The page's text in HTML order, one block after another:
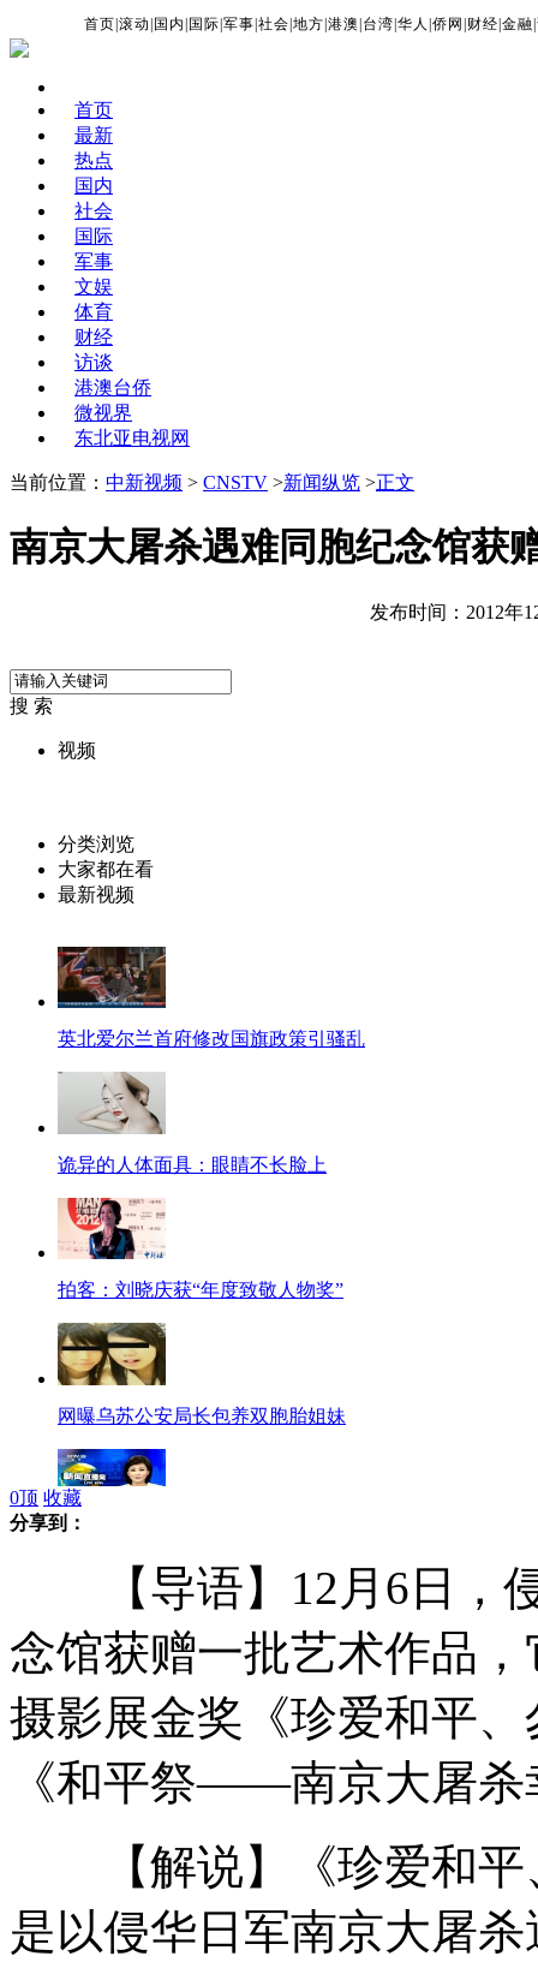
首页 |滚动 国内 国际 |军事 |社会 |地方 |港澳 台湾 |华人 |侨网 财经 |金融 |
首页
最新
热点
国内
社会
国际
军事
文娱
体育
财经
访谈
港澳台侨
微视界
东北亚电视网
当前位置： 中新视频 > CNSTV >新闻纵览 >正文
南京大屠杀遇难同胞纪念馆获
发布时间：2012年
搜 索
视频
分类浏览
大家都在看
最新视频
英北爱尔兰首府修改国旗政策引骚乱
诡异的人体面具：眼睛不长脸上
拍客：刘晓庆获“年度致敬人物奖”
网曝乌苏公安局长包养双胞胎姐妹
专家：运7预警机上"辽宁舰"难度大
专家称"扫描鹰"可能坠海后被伊朗获得
美通过涉钓鱼岛法案 或为介入钓鱼岛埋伏笔
0顶 收藏
分享到：
【导语】12月6日，侵
念馆获赠一批艺术作品
摄影展金奖《珍爱和平
《和平祭——南京大屠杀
【解说】《珍爱和平
是以侵华日军南京大屠